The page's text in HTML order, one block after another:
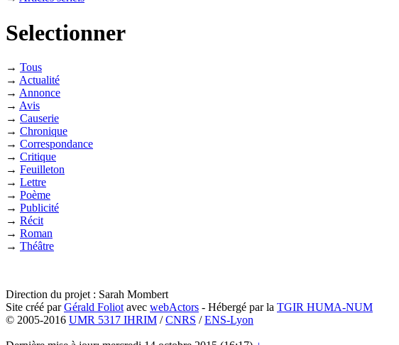
Selectionner
→ Tous
→ Actualité
→ Annonce
→ Avis
→ Causerie
→ Chronique
→ Correspondance
→ Critique
→ Feuilleton
→ Lettre
→ Poème
→ Publicité
→ Récit
→ Roman
→ Théâtre
Direction du projet : Sarah Mombert
Site créé parGérald Foliot avec webActors - Hébergé par la TGIR HUMA-NUM
© 2005-2016 UMR 5317 IHRIM /CNRS /ENS-Lyon